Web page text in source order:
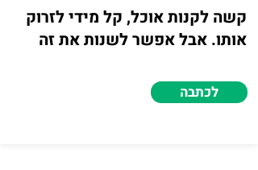
קשה לקנות אוכל, קל מידי לזרוק
אותו. אבל אפשר לשנות את זה
לכתבה